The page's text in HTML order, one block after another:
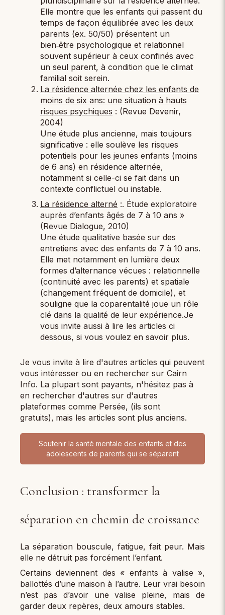
Elle montre que les enfants qui passent du
temps de façon équilibrée avec les deux
parents (ex. 50/50) présentent un
bien‑être psychologique et relationnel
souvent supérieur à ceux confinés avec
un seul parent, à condition que le climat
familial soit serein.
La résidence alternée chez les enfants de
moins de six ans: une situation à hauts
risques psychiques : (Revue Devenir,
2004)
Une étude plus ancienne, mais toujours
significative : elle soulève les risques
potentiels pour les jeunes enfants (moins
de 6 ans) en résidence alternée,
notamment si celle-ci se fait dans un
contexte conflictuel ou instable.
La résidence alterné :. Étude exploratoire
auprès d’enfants âgés de 7 à 10 ans »
(Revue Dialogue, 2010)
Une étude qualitative basée sur des
entretiens avec des enfants de 7 à 10 ans.
Elle met notamment en lumière deux
formes d’alternance vécues : relationnelle
(continuité avec les parents) et spatiale
(changement fréquent de domicile), et
souligne que la coparentalité joue un rôle
clé dans la qualité de leur expérience.Je
vous invite aussi à lire les articles ci
dessous, si vous voulez en savoir plus.
Je vous invite à lire d'autres articles qui peuvent
vous intéresser ou en rechercher sur Cairn
Info. La plupart sont payants, n'hésitez pas à
en rechercher d'autres sur d'autres
plateformes comme Persée, (ils sont
gratuits), mais les articles sont plus anciens.
Soutenir la santé mentale des enfants et des
adolescents de parents qui se séparent
Conclusion : transformer la
séparation en chemin de croissance
La séparation bouscule, fatigue, fait peur. Mais
elle ne détruit pas forcément l’enfant.
Certains deviennent des « enfants à valise »,
ballottés d’une maison à l’autre. Leur vrai besoin
n’est pas d’avoir une valise pleine, mais de
garder deux repères, deux amours stables.